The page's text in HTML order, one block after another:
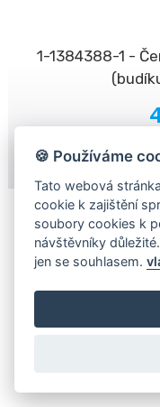
1-1384388-1 -
🍪 Používáme
Tato webová
cookie k zajištění
soubory cookies k
návštěvníky důležité.
jen se souhlasem.